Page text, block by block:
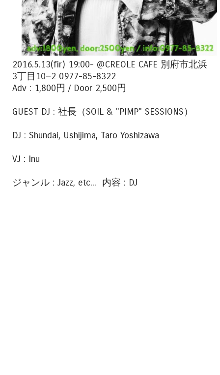
2016.5.13(fir) 19:00- @CREOLE CAFE 別府市北浜
3丁目10−2 0977-85-8322
Adv : 1,800円 / Door 2,500円
GUEST DJ : 社長（SOIL & "PIMP" SESSIONS）
DJ : Shundai, Ushijima, Taro Yoshizawa
VJ : Inu
ジャンル : Jazz, etc... 内容 : DJ